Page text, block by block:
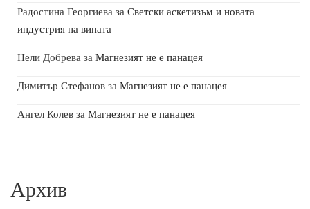
Радостина Георгиева за Светски аскетизъм и новата
индустрия на вината
Нели Добрева за Магнезият не е панацея
Димитър Стефанов за Магнезият не е панацея
Ангел Колев за Магнезият не е панацея
Архив